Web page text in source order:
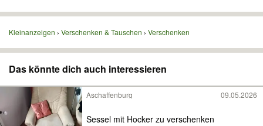
Kleinanzeigen Verschenken & Tauschen Verschenken
Das könnte dich auch interessieren
Aschaffenburg 09.05.2026
Sessel mit Hocker zu verschenken